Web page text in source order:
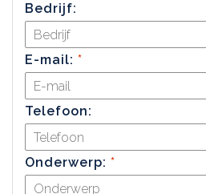
Bedrijf:
E-mail: *
Telefoon:
Onderwerp: *